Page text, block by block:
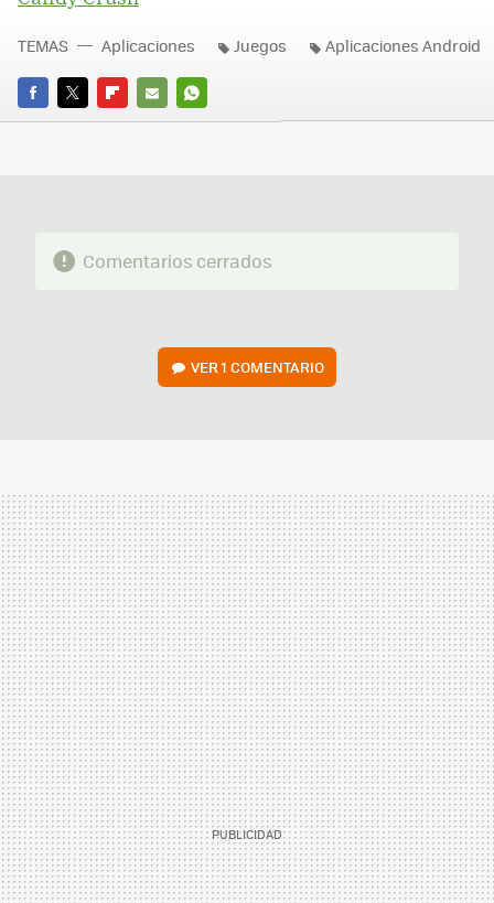
FACEBOOK
TWITTERFLIPBOARD
E-
WHATSAPP
TEMAS Aplicaciones Juegos Aplicaciones Android
Comentarios cerrados
VER1 COMENTARIO